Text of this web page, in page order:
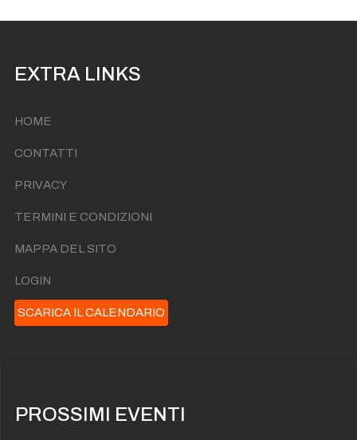
EXTRA LINKS
HOME
CONTATTI
PRIVACY
TERMINI E CONDIZIONI
MAPPA DEL SITO
LOGIN
SCARICA IL CALENDARIO
PROSSIMI EVENTI